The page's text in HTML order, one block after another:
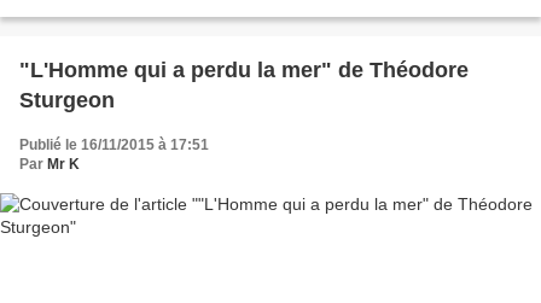
"L'Homme qui a perdu la mer" de Théodore
Sturgeon
Publié le 16/11/2015 à 17:51
Par Mr K